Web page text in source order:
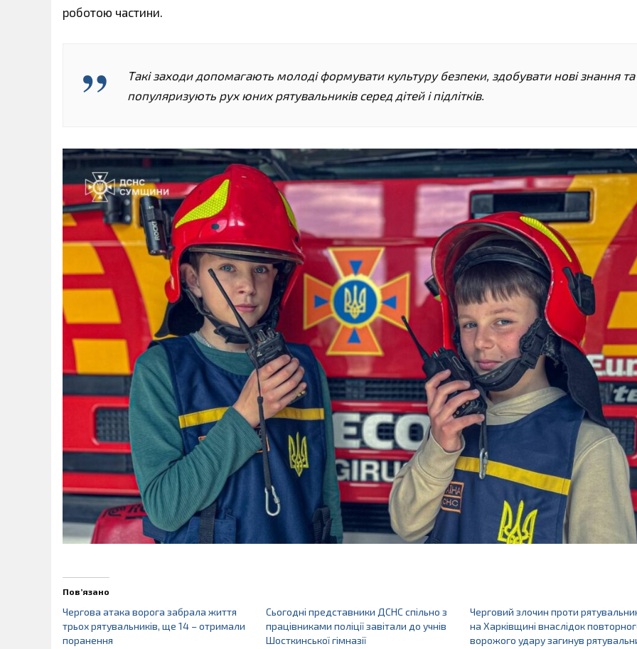
роботою частини.
Такі заходи допомагають молоді формувати культуру безпеки, здобувати нові знання та
популяризують рух юних рятувальників серед дітей і підлітків.
Пов’язано
Чергова атака ворога забрала життя
трьох рятувальників, ще 14 – отримали
поранення
Сьогодні представники ДСНС спільно з
працівниками поліції завітали до учнів
Шосткинської гімназії
Черговий злочин проти
на Харківщині внаслідок
ворожого удару загинув